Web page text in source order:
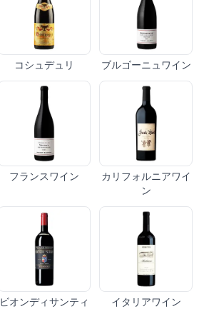
コシュデュリ ブルゴーニュワイン
フランスワイン
カリフォルニアワイ
ン
ビオンディサンティ イタリアワイン